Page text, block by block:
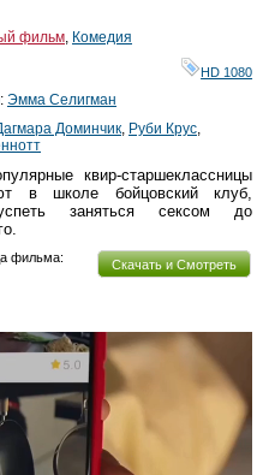
фильм Комедия
HD 1080
: Эмма Селигман
Доминчик Руби Крус
квир-старшеклассницы
в школе бойцовский клуб,
заняться сексом до
Скачать и Смотреть
фильма: